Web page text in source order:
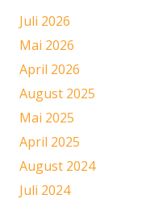
Juli 2026
Mai 2026
April 2026
August 2025
Mai 2025
April 2025
August 2024
Juli 2024